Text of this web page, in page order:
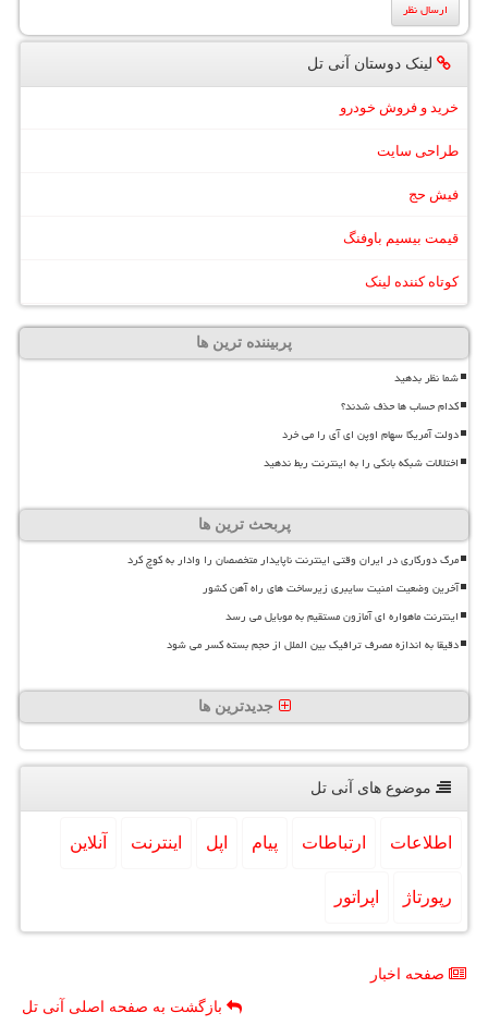
لینک دوستان آنی تل
خرید و فروش خودرو
طراحی سایت
فیش حج
قیمت بیسیم باوفنگ
کوتاه کننده لینک
پربیننده ترین ها
شما نظر بدهید
کدام حساب ها حذف شدند؟
دولت آمریکا سهام اوپن ای آی را می خرد
اختلالات شبکه بانکی را به اینترنت ربط ندهید
پربحث ترین ها
مرگ دورکاری در ایران وقتی اینترنت ناپایدار متخصصان را وادار به کوچ کرد
آخرین وضعیت امنیت سایبری زیرساخت های راه آهن کشور
اینترنت ماهواره ای آمازون مستقیم به موبایل می رسد
دقیقا به اندازه مصرف ترافیک بین الملل از حجم بسته کسر می شود
جدیدترین ها
موضوع های آنی تل
اطلاعات ارتباطات پیام اپل اینترنت آنلاین
رپورتاژ اپراتور
صفحه اخبار
بازگشت به صفحه اصلی آنی تل